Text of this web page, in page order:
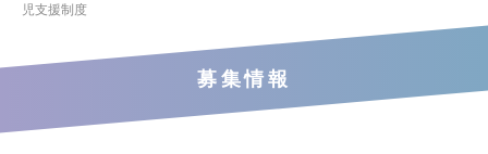
児支援制度
募集情報